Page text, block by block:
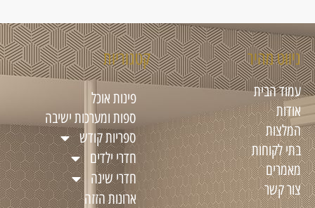
ניווט מהיר
עמוד הבית
אודות
המלצות
בתי לקוחות
מאמרים
צור קשר
קטגוריות
פינות אוכל
ספות ומערכות ישיבה
ספריות קודש
חדרי ילדים
חדרי שינה
ארונות הזזה